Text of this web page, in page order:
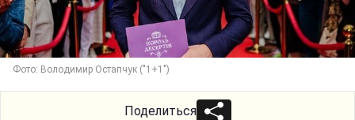
Фото: Володимир Остапчук ("1+1")
Поделиться